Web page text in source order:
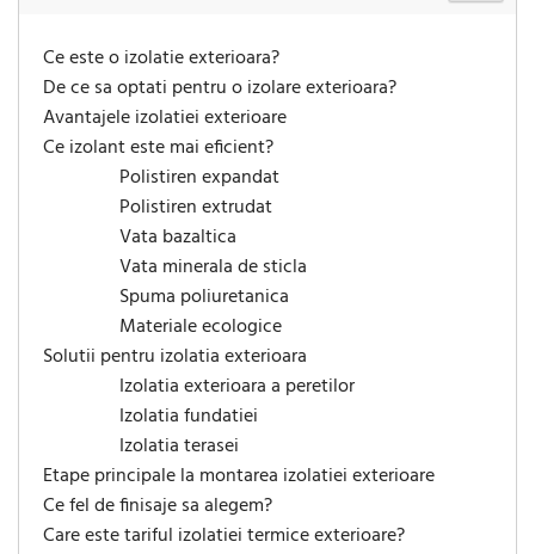
Ce este o izolatie exterioara?
De ce sa optati pentru o izolare exterioara?
Avantajele izolatiei exterioare
Ce izolant este mai eficient?
Polistiren expandat
Polistiren extrudat
Vata bazaltica
Vata minerala de sticla
Spuma poliuretanica
Materiale ecologice
Solutii pentru izolatia exterioara
Izolatia exterioara a peretilor
Izolatia fundatiei
Izolatia terasei
Etape principale la montarea izolatiei exterioare
Ce fel de finisaje sa alegem?
Care este tariful izolatiei termice exterioare?